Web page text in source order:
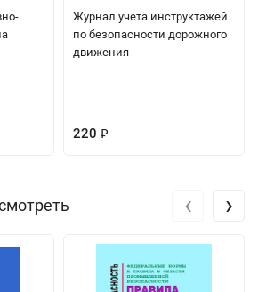
Журнал учета инструктажей
по безопасности дорожного
движения
220 ₽
‹ ›